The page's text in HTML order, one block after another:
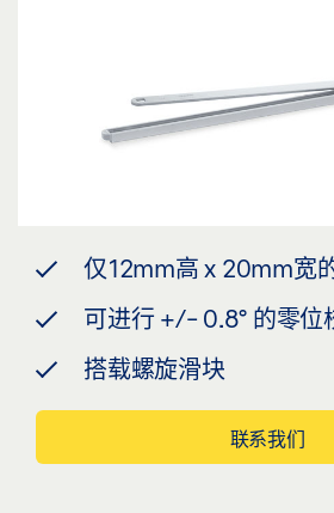
仅12mm高 x 20mm宽
可进行 +/- 0.8° 的零位
搭载螺旋滑块
联系我们